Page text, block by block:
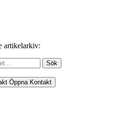
artikelarkiv:
Sök
Öppna Kontakt